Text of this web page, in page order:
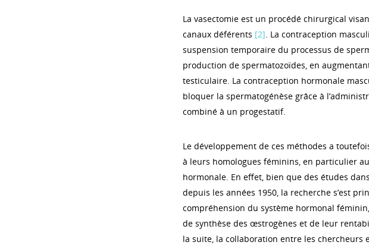
La vasectomie est un procédé chirurgical
canaux déférents [2]. La contraception
suspension temporaire du processus de
production de spermatozoïdes, en
testiculaire. La contraception hormonale
bloquer la spermatogénèse grâce à
combiné à un progestatif.
Le développement de ces méthodes a
à leurs homologues féminins, en particulier
hormonale. En effet, bien que des études
depuis les années 1950, la recherche s’est
compréhension du système hormonal
de synthèse des œstrogènes et de leur
la suite, la collaboration entre les chercheurs